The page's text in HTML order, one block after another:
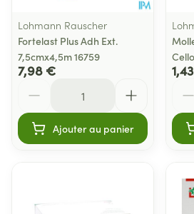
Lohmann Rauscher
Fortelast Plus Adh Ext.
7,5cmx4,5m 16759
7,98 €
Ajouter au panier